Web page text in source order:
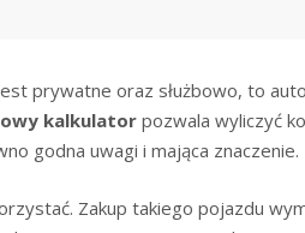
prywatne oraz służbowo, to
kalkulator pozwala wyliczyć
godna uwagi i mająca znaczenie.
Zakup takiego pojazdu